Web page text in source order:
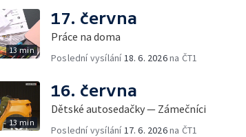
13 min
17. června
Práce na doma
Poslední vysílání18. 6. 2026na ČT1
13 min
16. června
Dětské autosedačky — Zámečníci
Poslední vysílání17. 6. 2026na ČT1